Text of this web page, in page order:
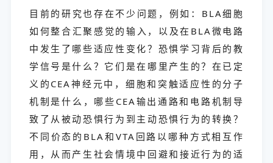
目前的研究也存在不少问题，例如：BLA细胞
如何整合汇聚感觉的输入，以及在BLA微电路
中发生了哪些适应性变化？恐惧学习背后的教
学信号是什么？它们是在哪里产生的？在已定
义的CEA神经元中，细胞和突触适应性的分子
机制是什么，哪些CEA输出通路和电路机制导
致了从被动恐惧行为到主动恐惧行为的转换？
不同价态的BLA和VTA回路以哪种方式相互作
用，从而产生社会情境中回避和接近行为的适